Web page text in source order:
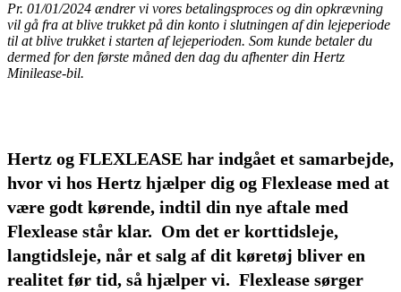
Pr. 01/01/2024 ændrer vi vores betalingsproces og din opkrævning
vil gå fra at blive trukket på din konto i slutningen af din lejeperiode
til at blive trukket i starten af lejeperioden. Som kunde betaler du
dermed for den første måned den dag du afhenter din Hertz
Minilease-bil.
Hertz og FLEXLEASE har indgået et samarbejde,
hvor vi hos Hertz hjælper dig og Flexlease med at
være godt kørende, indtil din nye aftale med
Flexlease står klar. Om det er korttidsleje,
langtidsleje, når et salg af dit køretøj bliver en
realitet før tid, så hjælper vi. Flexlease sørger